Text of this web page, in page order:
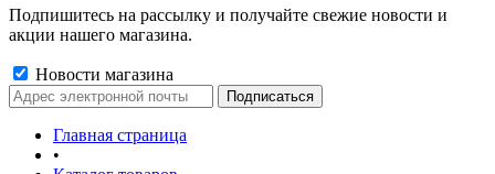
Подпишитесь на рассылку и получайте свежие новости и
акции нашего магазина.
Новости магазина
Главная страница
•